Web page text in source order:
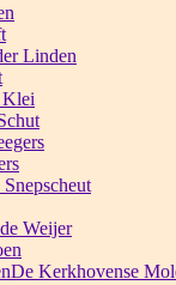
Linden
Klei
Weijer
De Kerkhovense